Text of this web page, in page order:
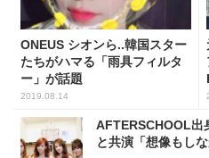
ONEUS シオンら..韓国スター
たちがハマる「雨具フィルタ
ー」が話題
2019.08.14
AFTERSCHOOL出
と共演「想像もしな